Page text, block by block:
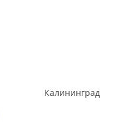
Калининград